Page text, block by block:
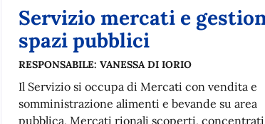
Servizio mercati e
spazi pubblici
RESPONSABILE: VANESSA DI IORIO
Il Servizio si occupa di Mercati con vendita e
somministrazione alimenti e bevande su area
pubblica, Mercati rionali scoperti, concentrati